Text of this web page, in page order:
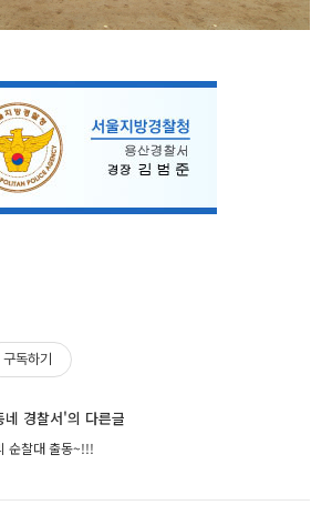
구독하기
경찰서'의 다른글
순찰대 출동~!!!